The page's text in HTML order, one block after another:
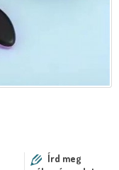
Írd meg